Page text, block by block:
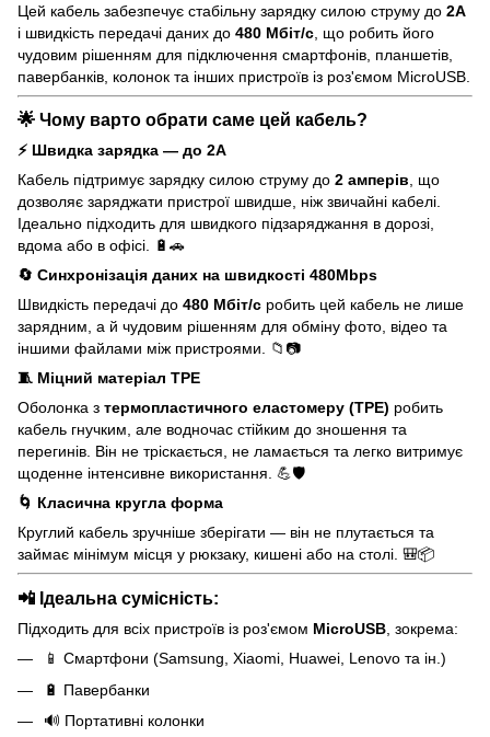
Цей кабель забезпечує стабільну зарядку силою струму до 2A
і швидкість передачі даних до 480 Мбіт/с , що робить його
чудовим рішенням для підключення смартфонів, планшетів,
павербанків, колонок та інших пристроїв із роз'ємом MicroUSB.
🌟 Чому варто обрати саме цей кабель?
⚡ Швидка зарядка — до 2A
Кабель підтримує зарядку силою струму до 2 амперів, що
дозволяє заряджати пристрої швидше, ніж звичайні кабелі.
Ідеально підходить для швидкого підзаряджання в дорозі,
вдома або в офісі. 🔋🚗
🔄 Синхронізація даних на швидкості 480Mbps
Швидкість передачі до 480 Мбіт/с робить цей кабель не лише
зарядним, а й чудовим рішенням для обміну фото, відео та
іншими файлами між пристроями. 📁📷
🧵 Міцний матеріал TPE
Оболонка з термопластичного еластомеру (TPE) робить
кабель гнучким, але водночас стійким до зношення та
перегинів. Він не тріскається, не ламається та легко витримує
щоденне інтенсивне використання. 💪🛡️
🌀 Класична кругла форма
Круглий кабель зручніше зберігати — він не плутається та
займає мінімум місця у рюкзаку, кишені або на столі. 🎒📦
📲 Ідеальна сумісність:
Підходить для всіх пристроїв із роз'ємом MicroUSB , зокрема:
📱 Смартфони (Samsung, Xiaomi, Huawei, Lenovo та ін.)
🔋 Павербанки
🔊 Портативні колонки